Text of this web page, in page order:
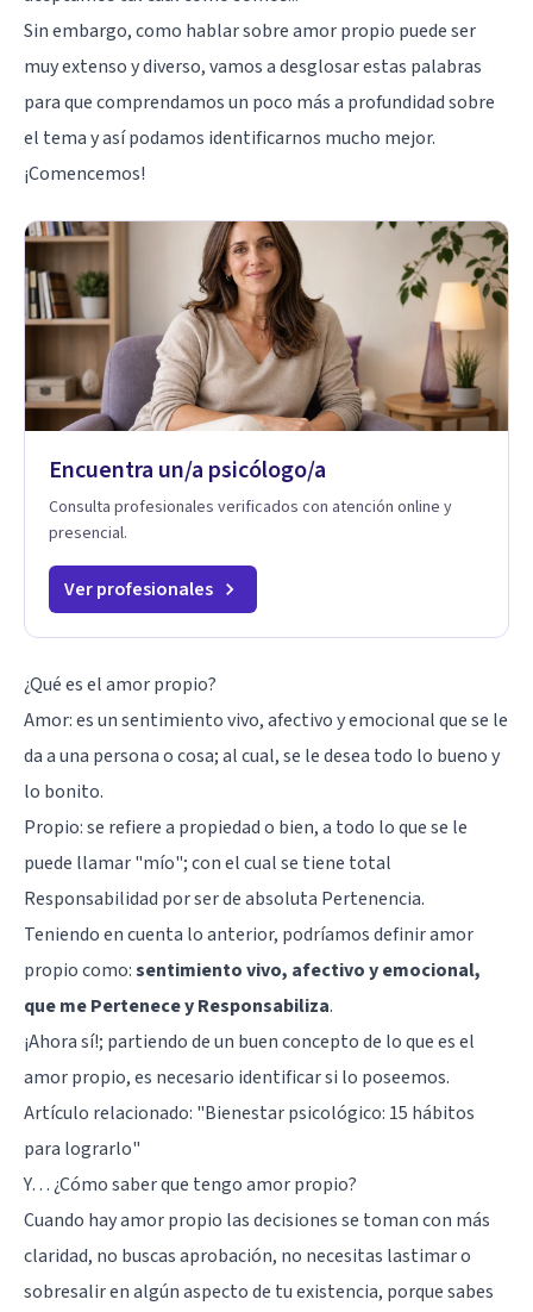
Sin embargo, como hablar sobre amor propio puede ser
muy extenso y diverso, vamos a desglosar estas palabras
para que comprendamos un poco más a profundidad sobre
el tema y así podamos identificarnos mucho mejor.
¡Comencemos!
Encuentra un/a psicólogo/a
Consulta profesionales verificados con atención online y
presencial.
Ver profesionales
¿Qué es el amor propio?
Amor: es un sentimiento vivo, afectivo y emocional que se le
da a una persona o cosa; al cual, se le desea todo lo bueno y
lo bonito.
Propio: se refiere a propiedad o bien, a todo lo que se le
puede llamar "mío"; con el cual se tiene total
Responsabilidad por ser de absoluta Pertenencia.
Teniendo en cuenta lo anterior, podríamos definir amor
propio como:sentimiento vivo, afectivo y emocional,
que me Pertenece y Responsabiliza.
¡Ahora sí!; partiendo de un buen concepto de lo que es el
amor propio, es necesario identificar si lo poseemos.
Artículo relacionado: "Bienestar psicológico: 15 hábitos
para lograrlo"
Y… ¿Cómo saber que tengo amor propio?
Cuando hay amor propio las decisiones se toman con más
claridad, no buscas aprobación, no necesitas lastimar o
sobresalir en algún aspecto de tu existencia, porque sabes